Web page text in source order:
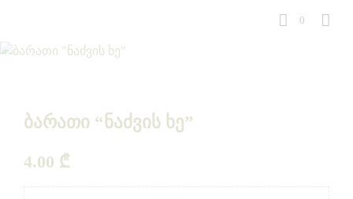
0
ბარათი “ნაძვის ხე”
4.00 ₾